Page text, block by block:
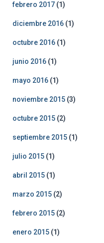
febrero 2017 (1)
diciembre 2016 (1)
octubre 2016 (1)
junio 2016 (1)
mayo 2016 (1)
noviembre 2015 (3)
octubre 2015 (2)
septiembre 2015 (1)
julio 2015 (1)
abril 2015 (1)
marzo 2015 (2)
febrero 2015 (2)
enero 2015 (1)